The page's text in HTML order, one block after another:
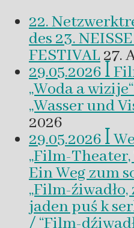
22.
des 23.
FESTIVAL27.
29.05.2026 ꟾ
„Woda a
„Wasser und
2026
29.05.2026 ꟾ
„Film-
Ein Weg zum
„Film-
jaden puś k